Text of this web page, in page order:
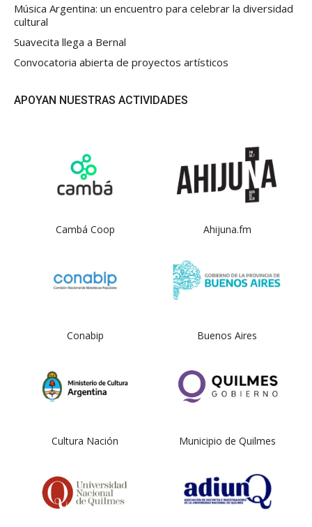
Música Argentina: un encuentro para celebrar la diversidad
cultural
Suavecita llega a Bernal
Convocatoria abierta de proyectos artísticos
APOYAN NUESTRAS ACTIVIDADES
Cambá Coop Ahijuna.fm
Conabip Buenos Aires
Cultura Nación Municipio de Quilmes